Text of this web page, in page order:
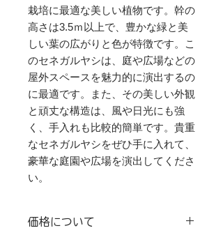
栽培に最適な美しい植物です。幹の
高さは3.5ｍ以上で、豊かな緑と美
しい葉の広がりと色が特徴です。こ
のセネガルヤシは、庭や広場などの
屋外スペースを魅力的に演出するの
に最適です。また、その美しい外観
と頑丈な構造は、風や日光にも強
く、手入れも比較的簡単です。貴重
なセネガルヤシをぜひ手に入れて、
豪華な庭園や広場を演出してくださ
い。
価格について